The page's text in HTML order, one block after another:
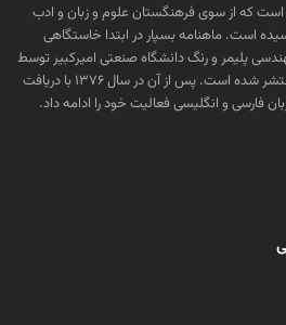
“بسپار” برابرنهاده واژه Polymer است که از سوی فرهنگستان علوم و زبان و ادب
است. ماهنامه بسپار در ابتدا خاستگاهی
پلیمر و رنگ دانشگاه صنعتی امیرکبیر توسط
گروهی از دانشجویان این رشته منتشر شده است. پس از آن در سال ۱۳۷۶ با دریافت
فارسی و انگلیسی فعالیت خود را ادامه داد.